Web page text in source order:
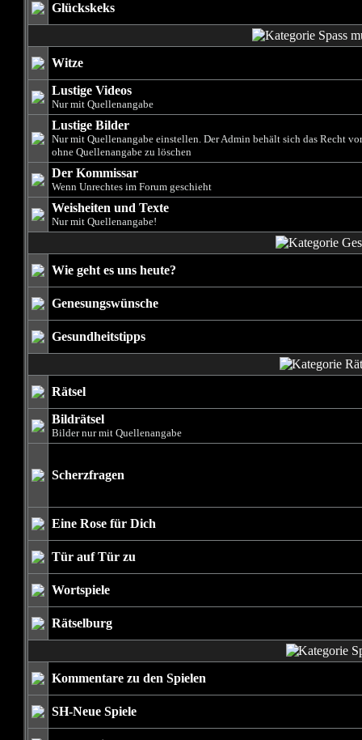
Glückskeks
Witze
Lustige Videos
Nur mit Quellenangabe
Lustige Bilder
Nur mit Quellenangabe einstellen. Der Admin behält sich das Recht
ohne Quellenangabe zu löschen
Der Kommissar
Wenn Unrechtes im Forum geschieht
Weisheiten und Texte
Nur mit Quellenangabe!
Wie geht es uns heute?
Genesungswünsche
Gesundheitstipps
Rätsel
Bildrätsel
Bilder nur mit Quellenangabe
Scherzfragen
Eine Rose für Dich
Tür auf Tür zu
Wortspiele
Rätselburg
Kommentare zu den Spielen
SH-Neue Spiele